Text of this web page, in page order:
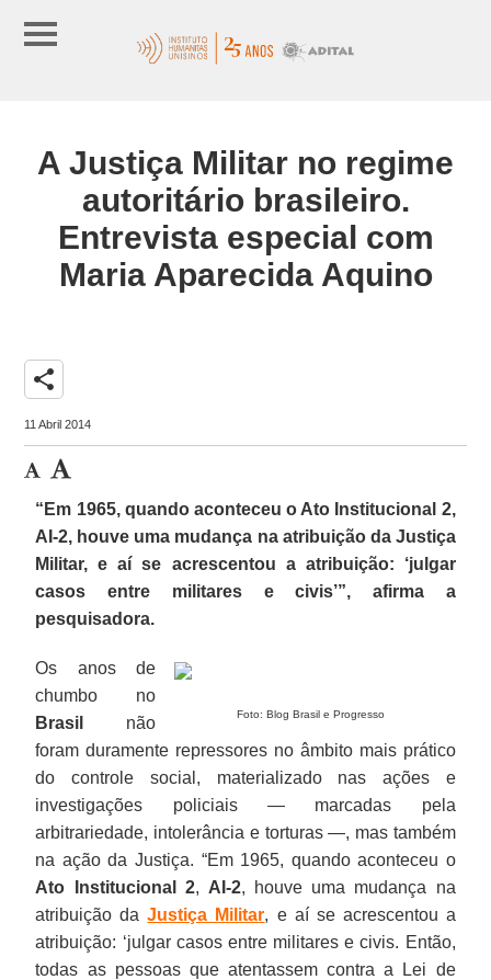
A Justiça Militar no regime
autoritário brasileiro.
Entrevista especial com
Maria Aparecida Aquino
share
11 Abril 2014
“Em 1965, quando aconteceu o Ato Institucional 2,
AI-2, houve uma mudança na atribuição da Justiça
Militar, e aí se acrescentou a atribuição: ‘julgar
casos entre militares e civis’”, afirma a
pesquisadora.
Foto: Blog Brasil e Progresso
Os anos de
chumbo no
Brasil
não
foram duramente repressores no âmbito mais prático
do controle social, materializado nas ações e
investigações policiais — marcadas pela
arbitrariedade, intolerância e torturas —, mas também
na ação da Justiça. “Em 1965, quando aconteceu o
Ato Institucional 2, AI-2, houve uma mudança na
atribuição daJustiça Militar, e aí se acrescentou a
atribuição: ‘julgar casos entre militares e civis. Então,
todas as pessoas que atentassem contra a Lei de